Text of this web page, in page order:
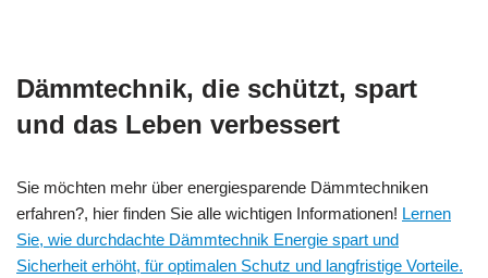
Dämmtechnik, die schützt, spart
und das Leben verbessert
Sie möchten mehr über energiesparende Dämmtechniken
erfahren?, hier finden Sie alle wichtigen Informationen! Lernen
Sie, wie durchdachte Dämmtechnik Energie spart und
Sicherheit erhöht, für optimalen Schutz und langfristige Vorteile.